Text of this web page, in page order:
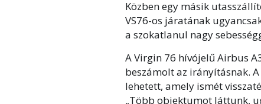
Közben egy másik
VS76-os járatának
a szokatlanul nagy
A Virgin 76 hívójelű Airbus
beszámolt az irányításnak.
lehetett, amely ismét
„Több objektumot láttunk,